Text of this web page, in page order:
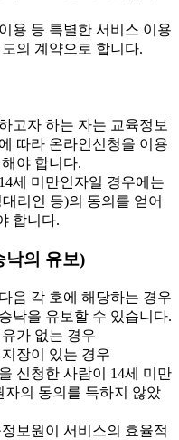
용 등 특별한 서비스 이용
의 계약으로 합니다.
고자 하는 자는 교육정보
따라 온라인신청을 이용
야 합니다.
세 미만인자일 경우에는
리인 등)의 동의를 얻어
합니다.
낙의 유보)
음 각 호에 해당하는 경우
낙을 유보할 수 있습니다.
가 없는 경우
장이 있는 경우
신청한 사람이 14세 미만
자의 동의를 득하지 않았
보원이 서비스의 효율적